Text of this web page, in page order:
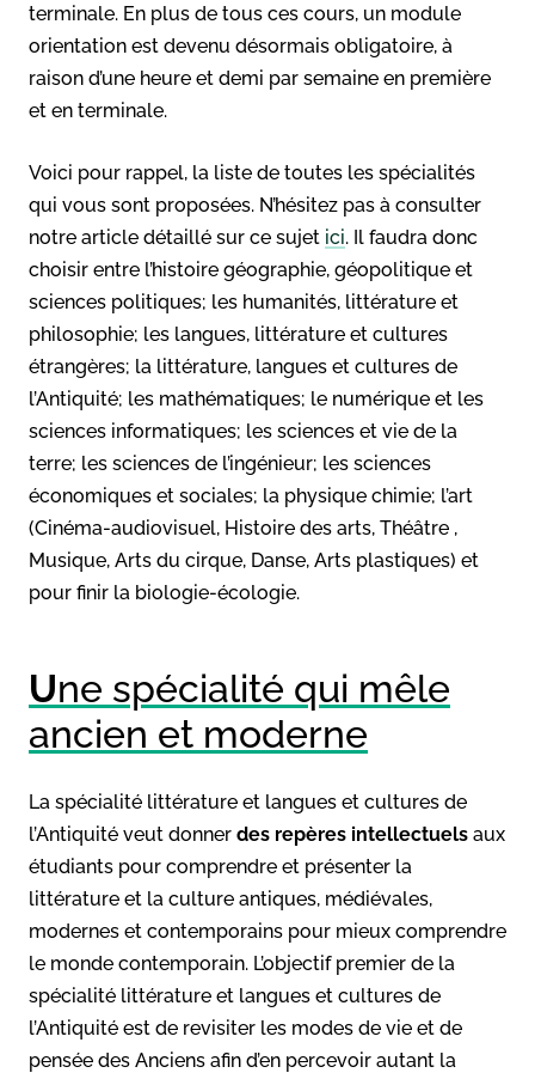
terminale. En plus de tous ces cours, un module
orientation est devenu désormais obligatoire, à
raison d’une heure et demi par semaine en première
et en terminale.
Voici pour rappel, la liste de toutes les spécialités
qui vous sont proposées. N’hésitez pas à consulter
notre article détaillé sur ce sujet ici. Il faudra donc
choisir entre l’histoire géographie, géopolitique et
sciences politiques; les humanités, littérature et
philosophie; les langues, littérature et cultures
étrangères; la littérature, langues et cultures de
l’Antiquité; les mathématiques; le numérique et les
sciences informatiques; les sciences et vie de la
terre; les sciences de l’ingénieur; les sciences
économiques et sociales; la physique chimie; l’art
(Cinéma-audiovisuel, Histoire des arts, Théâtre ,
Musique, Arts du cirque, Danse, Arts plastiques) et
pour finir la biologie-écologie.
Une spécialité qui mêle
ancien et moderne
La spécialité littérature et langues et cultures de
l’Antiquité veut donner des repères intellectuels aux
étudiants pour comprendre et présenter la
littérature et la culture antiques, médiévales,
modernes et contemporains pour mieux comprendre
le monde contemporain. L’objectif premier de la
spécialité littérature et langues et cultures de
l’Antiquité est de revisiter les modes de vie et de
pensée des Anciens afin d’en percevoir autant la